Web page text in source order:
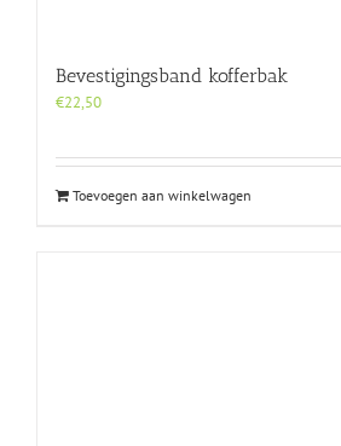
Bevestigingsband kofferbak
€22,50
Toevoegen aan winkelwagen